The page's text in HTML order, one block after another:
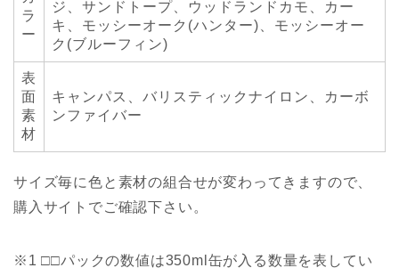
ラ
ー
ジ、サンドトープ、ウッドランドカモ、カー
キ、モッシーオーク(ハンター)、モッシーオー
ク(ブルーフィン)
表
面
素
材
キャンパス、バリスティックナイロン、カーボ
ンファイバー
サイズ毎に色と素材の組合せが変わってきますので、
購入サイトでご確認下さい。
※1 □□パックの数値は350ml缶が入る数量を表してい